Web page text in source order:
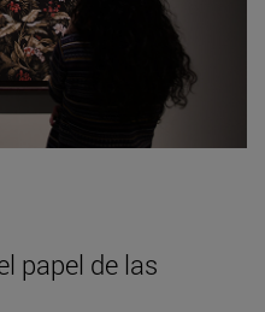
papel de las